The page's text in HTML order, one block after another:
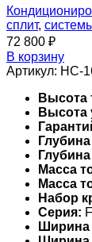
сплит,
72 800 ₽
В корзину
Артикул: НС-
Высота
Высота
Масса
Масса
Набор
Серия:
Ширина